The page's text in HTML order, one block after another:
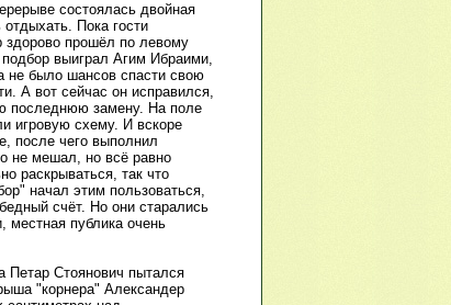
состоялась двойная
Пока гости
здорово прошёл по левому
выиграл Агим Ибраими,
не было шансов спасти свою
А вот сейчас он исправился,
последнюю замену. На поле
игровую схему. И вскоре
после чего выполнил
не мешал, но всё равно
раскрываться, так что
начал этим пользоваться,
счёт. Но они старались
местная публика очень
Петар Стоянович пытался
"корнера" Александер